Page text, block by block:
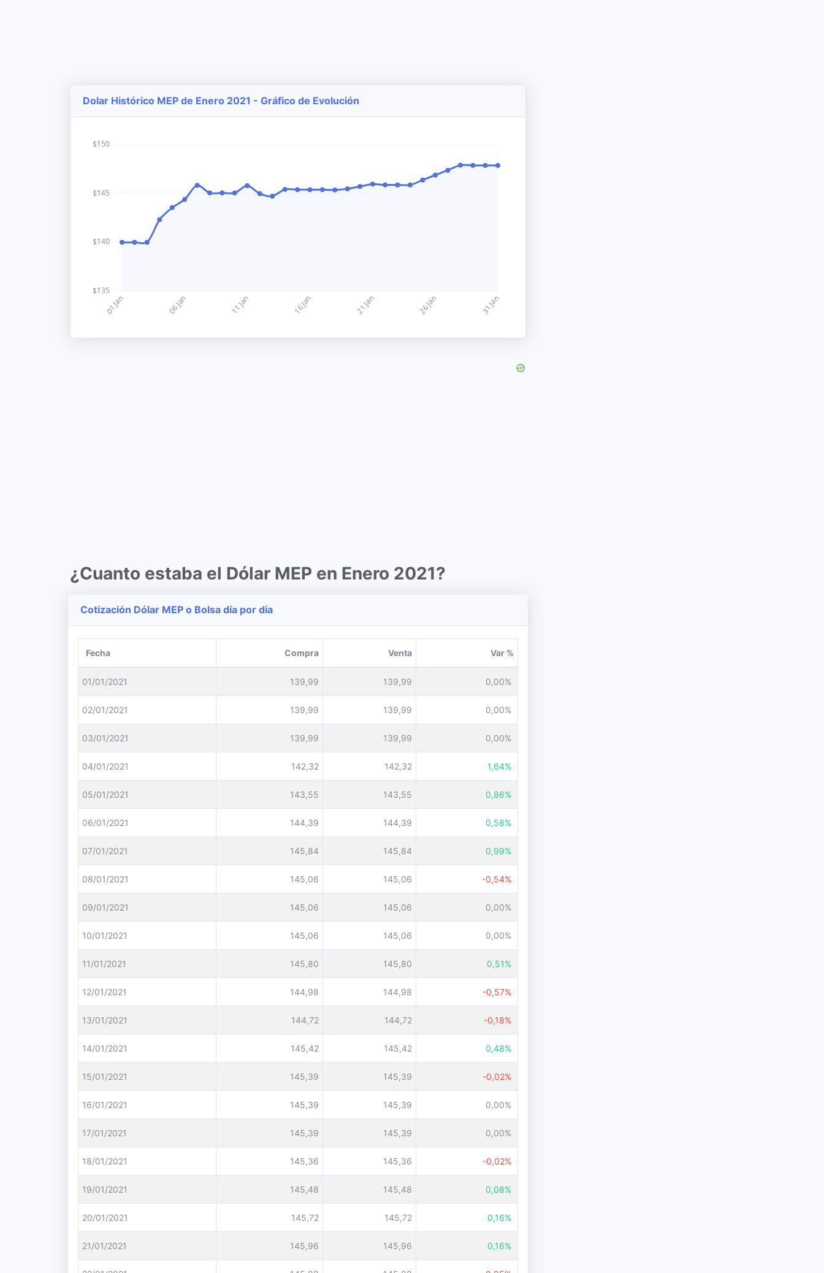
Dolar Histórico MEP de Enero 2021 - Gráfico de Evolución
¿Cuanto estaba el Dólar MEP en Enero 2021?
Cotización Dólar MEP o Bolsa día por día
Fecha Compra Venta Var %
01/01/2021 139,99 139,99 0,00%
02/01/2021 139,99 139,99 0,00%
03/01/2021 139,99 139,99 0,00%
04/01/2021 142,32 142,32 1,64%
05/01/2021 143,55 143,55 0,86%
06/01/2021 144,39 144,39 0,58%
07/01/2021 145,84 145,84 0,99%
08/01/2021 145,06 145,06 -0,54%
09/01/2021 145,06 145,06 0,00%
10/01/2021 145,06 145,06 0,00%
11/01/2021 145,80 145,80 0,51%
12/01/2021 144,98 144,98 -0,57%
13/01/2021 144,72 144,72 -0,18%
14/01/2021 145,42 145,42 0,48%
15/01/2021 145,39 145,39 -0,02%
16/01/2021 145,39 145,39 0,00%
17/01/2021 145,39 145,39 0,00%
18/01/2021 145,36 145,36 -0,02%
19/01/2021 145,48 145,48 0,08%
20/01/2021 145,72 145,72 0,16%
21/01/2021 145,96 145,96 0,16%